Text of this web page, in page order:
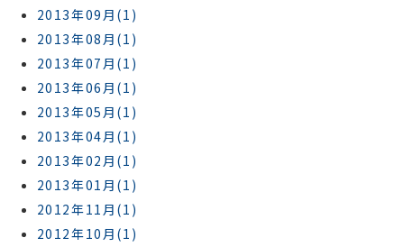
2013年09月(1)
2013年08月(1)
2013年07月(1)
2013年06月(1)
2013年05月(1)
2013年04月(1)
2013年02月(1)
2013年01月(1)
2012年11月(1)
2012年10月(1)